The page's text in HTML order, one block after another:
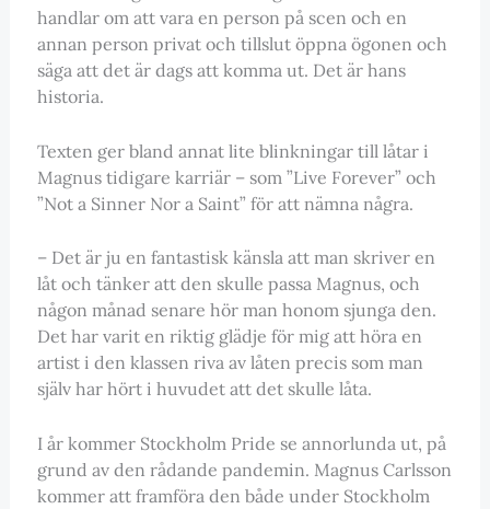
handlar om att vara en person på scen och en
annan person privat och tillslut öppna ögonen och
säga att det är dags att komma ut. Det är hans
historia.
Texten ger bland annat lite blinkningar till låtar i
Magnus tidigare karriär – som ”Live Forever” och
”Not a Sinner Nor a Saint” för att nämna några.
– Det är ju en fantastisk känsla att man skriver en
låt och tänker att den skulle passa Magnus, och
någon månad senare hör man honom sjunga den.
Det har varit en riktig glädje för mig att höra en
artist i den klassen riva av låten precis som man
själv har hört i huvudet att det skulle låta.
I år kommer Stockholm Pride se annorlunda ut, på
grund av den rådande pandemin. Magnus Carlsson
kommer att framföra den både under Stockholm